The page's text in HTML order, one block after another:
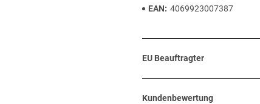
EAN
4069923007387
EU Beauftragter
Kundenbewertung